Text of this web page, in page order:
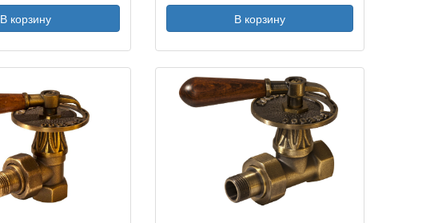
В корзину В корзину